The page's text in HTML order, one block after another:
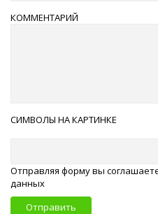
КОММЕНТАРИЙ
СИМВОЛЫ НА КАРТИНКЕ
Отправляя форму вы
данных
Отправить